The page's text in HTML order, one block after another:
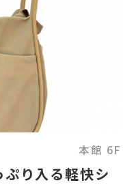
本館 6F
り入る軽快シ